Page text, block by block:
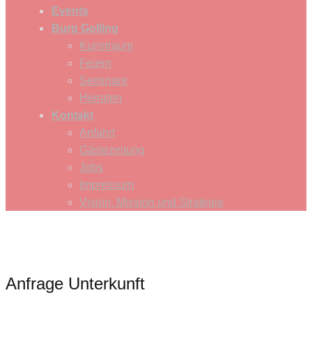
Events
Burg Golling
Kunstraum
Feiern
Seminare
Heiraten
Kontakt
Anfahrt
Gästezeitung
Jobs
Impressum
Vision, Mission und Strategie
Anfrage Unterkunft